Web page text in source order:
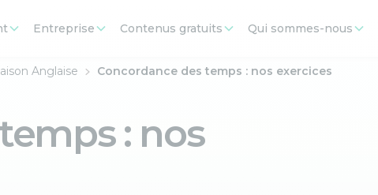
Entreprise Contenus gratuits Qui sommes-nous
Anglaise Concordance des temps : nos exercices
: nos